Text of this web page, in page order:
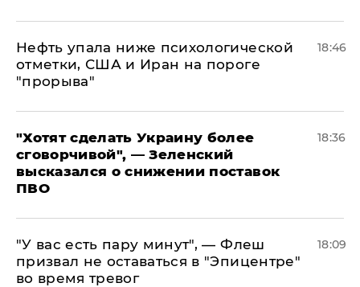
Нефть упала ниже психологической
отметки, США и Иран на пороге
"прорыва"
18:46
​"Хотят сделать Украину более
сговорчивой", — Зеленский
высказался о снижении поставок
ПВО
18:36
​"У вас есть пару минут", — Флеш
призвал не оставаться в "Эпицентре"
во время тревог
18:09